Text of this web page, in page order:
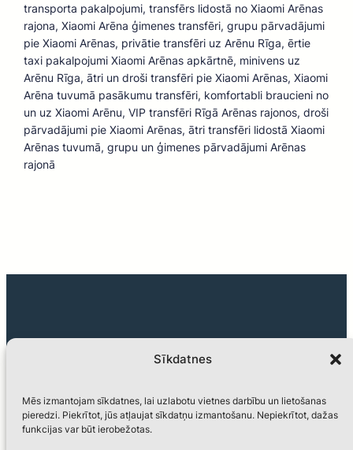
Sīkdatnes
Mēs izmantojam sīkdatnes, lai uzlabotu vietnes darbību un lietošanas
pieredzi. Piekrītot, jūs atļaujat sīkdatņu izmantošanu. Nepiekrītot, dažas
funkcijas var būt ierobežotas.
transporta pakalpojumi, transfērs lidostā no Xiaomi Arēnas
rajona, Xiaomi Arēna ģimenes transfēri, grupu pārvadājumi
pie Xiaomi Arēnas, privātie transfēri uz Arēnu Rīga, ērtie
taxi pakalpojumi Xiaomi Arēnas apkārtnē, minivens uz
Arēnu Rīga, ātri un droši transfēri pie Xiaomi Arēnas, Xiaomi
Arēna tuvumā pasākumu transfēri, komfortabli braucieni no
un uz Xiaomi Arēnu, VIP transfēri Rīgā Arēnas rajonos, droši
pārvadājumi pie Xiaomi Arēnas, ātri transfēri lidostā Xiaomi
Arēnas tuvumā, grupu un ģimenes pārvadājumi Arēnas
rajonā
Privātuma politika